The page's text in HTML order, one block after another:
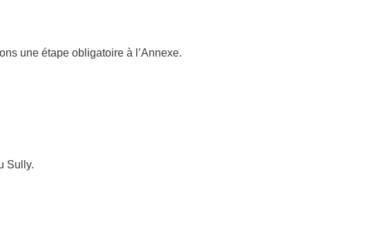
une étape obligatoire à l’Annexe.
Sully.